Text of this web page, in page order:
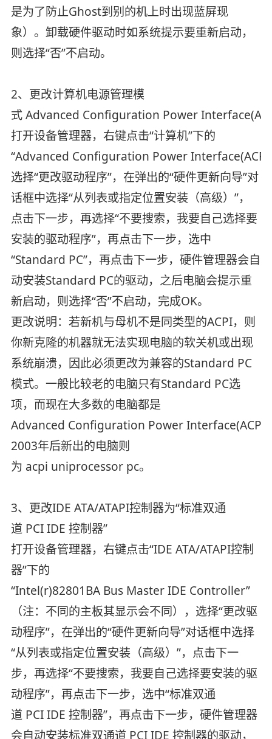
是为了防止Ghost到别的机上时出现蓝屏现
象）。卸载硬件驱动时如系统提示要重新启动，
则选择“否”不启动。
2、更改计算机电源管理模
式 Advanced Configuration Power
打开设备管理器，右键点击“计算机”下的
“Advanced Configuration Power
选择“更改驱动程序”，在弹出的“硬件更新向导”对
话框中选择“从列表或指定位置安装（高级）”，
点击下一步，再选择“不要搜索，我要自己选择要
安装的驱动程序”，再点击下一步，选中
“Standard PC”，再点击下一步，硬件管理器会自
动安装Standard PC的驱动，之后电脑会提示重
新启动，则选择“否”不启动，完成OK。
更改说明：若新机与母机不是同类型的ACPI，则
你新克隆的机器就无法实现电脑的软关机或出现
系统崩溃，因此必须更改为兼容的Standard PC
模式。一般比较老的电脑只有Standard PC选
项，而现在大多数的电脑都是
Advanced Configuration Power Interface(ACPI)
2003年后新出的电脑则
为 acpi uniprocessor pc。
3、更改IDE ATA/ATAPI控制器为“标准双通
道 PCI IDE 控制器”
打开设备管理器，右键点击“IDE ATA/ATAPI控制
器”下的
“Intel(r)82801BA Bus Master IDE Controller”
（注：不同的主板其显示会不同），选择“更改驱
动程序”，在弹出的“硬件更新向导”对话框中选择
“从列表或指定位置安装（高级）”，点击下一
步，再选择“不要搜索，我要自己选择要安装的驱
动程序”，再点击下一步，选中“标准双通
道 PCI IDE 控制器”，再点击下一步，硬件管理器
会自动安装标准双通道 PCI IDE 控制器的驱动，